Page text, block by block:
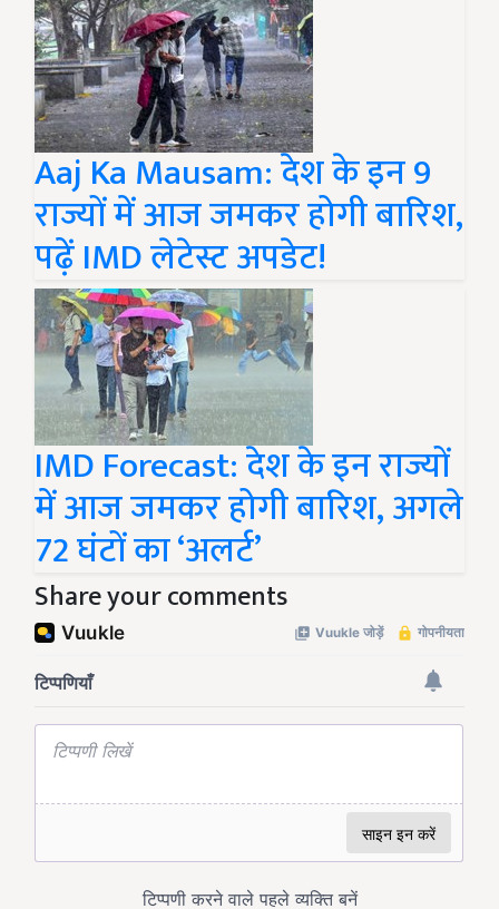
Aaj Ka Mausam: देश के इन 9
राज्यों में आज जमकर होगी बारिश,
पढ़ें IMD लेटेस्ट अपडेट!
IMD Forecast: देश के इन राज्यों
में आज जमकर होगी बारिश, अगले
72 घंटों का ‘अलर्ट’
Share your comments